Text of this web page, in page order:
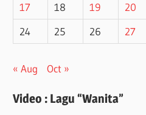
17
18 19 20
24
25 26 27
« Aug Oct »
Video : Lagu “Wanita”